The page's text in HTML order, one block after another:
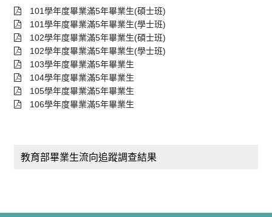
101學年度畢業滿5年畢業生(碩士班)
101學年度畢業滿5年畢業生(學士班)
102學年度畢業滿5年畢業生(碩士班)
102學年度畢業滿5年畢業生(學士班)
103學年度畢業滿5年畢業生
104學年度畢業滿5年畢業生
105學年度畢業滿5年畢業生
106學年度畢業滿5年畢業生
教育部畢業生流向追蹤調查結果